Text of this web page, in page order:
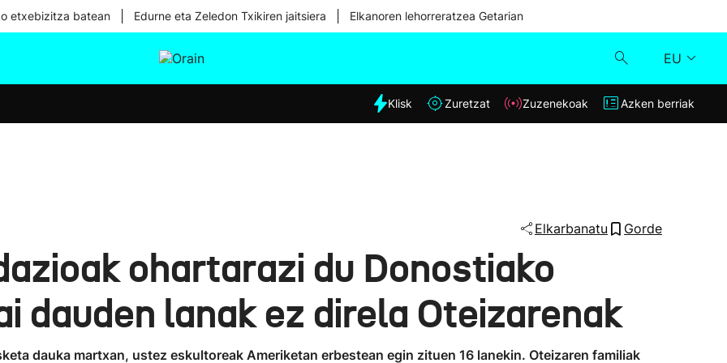
etxebizitza batean Edurne eta Zeledon Txikiren jaitsiera Elkanoren lehorreratzea Getarian
EU
Eguraldia
Klisk
Klisk Zuretzat Zuzenekoak Azken berriak
Elkarbanatu Gorde
ohartarazi du Donostiako
dauden lanak ez direla Oteizarenak
dauka martxan, ustez eskultoreak Ameriketan erbestean egin zituen 16 lanekin. Oteizaren familiak